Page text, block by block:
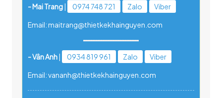
- Mai Trang| 0974 748 721 Zalo Viber
Email: maitrang@thietkekhainguyen.com
- Vân Anh| 0934 819 961 Zalo Viber
Email: vananh@thietkekhainguyen.com